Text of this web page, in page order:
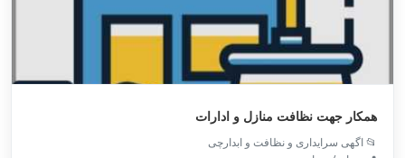
همکار جهت نظافت منازل و ادارات
📂 اگهی سرایداری و نظافت و ابدارچی